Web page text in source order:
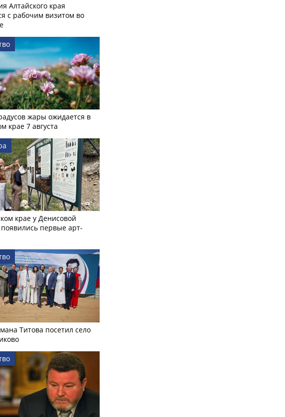
Алтайского края
с рабочим визитом во
жары ожидается в
крае 7 августа
крае у Денисовой
первые арт-
Титова посетил село